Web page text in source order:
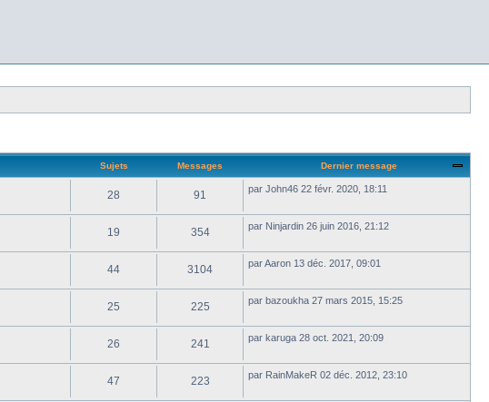
Sujets Messages Dernier message
28 91 par John46 22 févr. 2020, 18:11
19 354 par Ninjardin 26 juin 2016, 21:12
44 3104 parAaron 13 déc. 2017, 09:01
25 225 par bazoukha 27 mars 2015, 15:25
26 241 par karuga 28 oct. 2021, 20:09
47 223 par RainMakeR 02 déc. 2012, 23:10